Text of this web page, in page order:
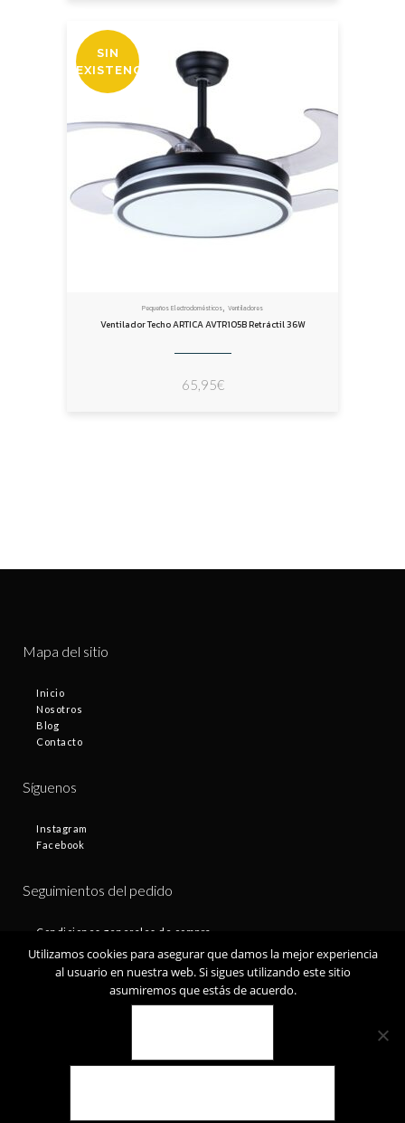
SIN
EXISTENCIAS
Pequeños Electrodomésticos, Ventiladores
Ventilador Techo ARTICA AVTR105B Retráctil 36W
65,95€
Mapa del sitio
Inicio
Nosotros
Blog
Contacto
Síguenos
Instagram
Facebook
Seguimientos del pedido
Condiciones generales de compra
Plazos de entrega
Política de cookies
© Fontamax 2019
Utilizamos cookies para asegurar que damos la mejor experiencia
al usuario en nuestra web. Si sigues utilizando este sitio
asumiremos que estás de acuerdo.